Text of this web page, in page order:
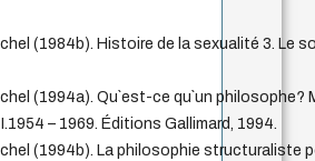
(1984b). Histoire de la sexualité 3. Le
(1994a). Qu`est-ce qu`un philosophe?
– 1969. Éditions Gallimard, 1994.
(1994b). La philosophie structuraliste